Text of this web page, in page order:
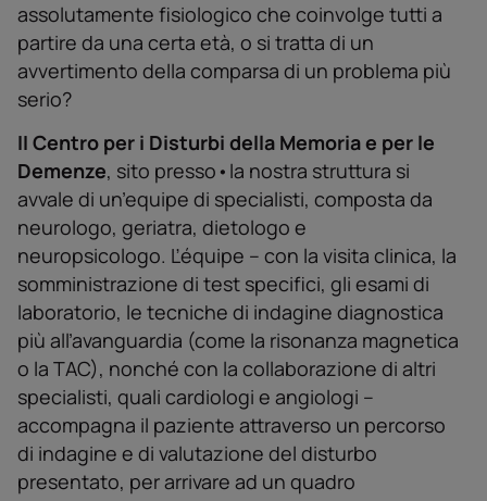
assolutamente fisiologico che coinvolge tutti a
partire da una certa età, o si tratta di un
avvertimento della comparsa di un problema più
serio?
II Centro per i Disturbi della Memoria e per le
Demenze, sito presso•la nostra struttura si
avvale di un’equipe di specialisti, composta da
neurologo, geriatra, dietologo e
neuropsicologo. Ľéquipe – con la visita clinica, la
somministrazione di test specifici, gli esami di
laboratorio, le tecniche di indagine diagnostica
più alľavanguardia (come la risonanza magnetica
o la TAC), nonché con la collaborazione di altri
specialisti, quali cardiologi e angiologi –
accompagna il paziente attraverso un percorso
di indagine e di valutazione del disturbo
presentato, per arrivare ad un quadro